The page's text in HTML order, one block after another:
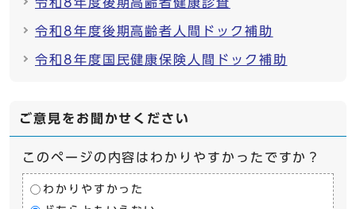
令和8年度後期高齢者健康診査
令和8年度後期高齢者人間ドック補助
令和8年度国民健康保険人間ドック補助
ご意見をお聞かせください
このページの内容はわかりやすかったですか？
わかりやすかった